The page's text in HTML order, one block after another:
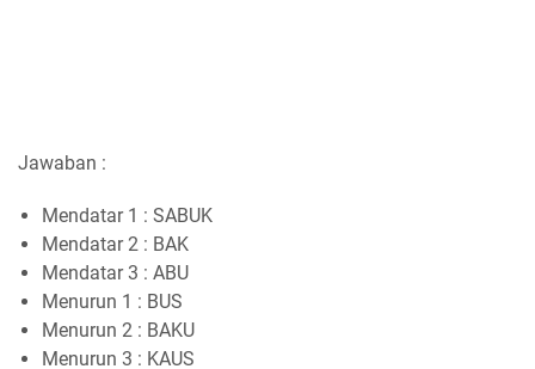
Jawaban :
Mendatar 1 : SABUK
Mendatar 2 : BAK
Mendatar 3 : ABU
Menurun 1 : BUS
Menurun 2 : BAKU
Menurun 3 : KAUS